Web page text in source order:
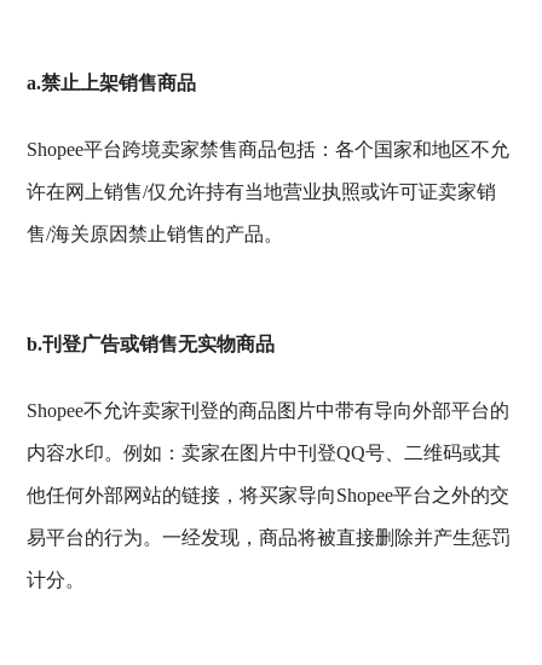
a.禁止上架销售商品
Shopee平台跨境卖家禁售商品包括：各个国家和地区不允
许在网上销售/仅允许持有当地营业执照或许可证卖家销
售/海关原因禁止销售的产品。
b.刊登广告或销售无实物商品
Shopee不允许卖家刊登的商品图片中带有导向外部平台的
内容水印。例如：卖家在图片中刊登QQ号、二维码或其
他任何外部网站的链接，将买家导向Shopee平台之外的交
易平台的行为。一经发现，商品将被直接删除并产生惩罚
计分。